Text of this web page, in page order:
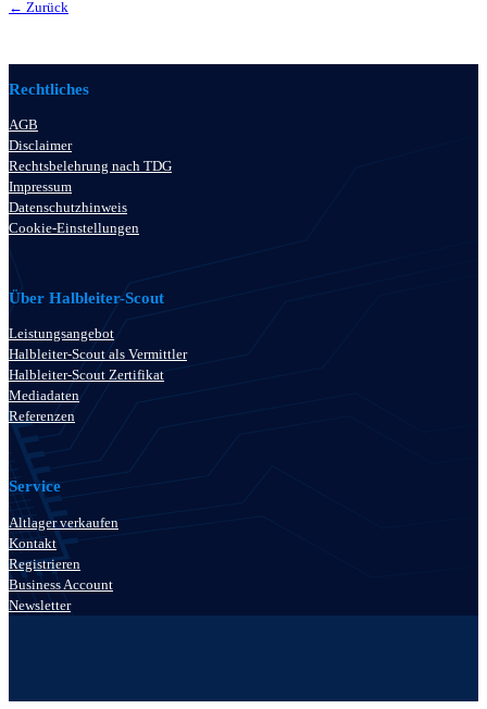
← Zurück
Rechtliches
AGB
Disclaimer
Rechtsbelehrung nach TDG
Impressum
Datenschutzhinweis
Cookie-Einstellungen
Über Halbleiter-Scout
Leistungsangebot
Halbleiter-Scout als Vermittler
Halbleiter-Scout Zertifikat
Mediadaten
Referenzen
Service
Altlager verkaufen
Kontakt
Registrieren
Business Account
Newsletter